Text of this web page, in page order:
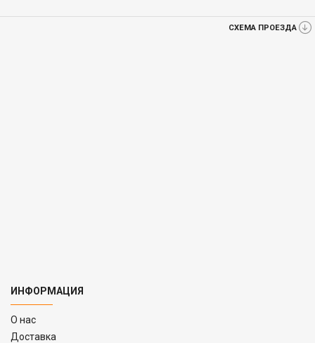
СХЕМА ПРОЕЗДА
ИНФОРМАЦИЯ
O нас
Доставка